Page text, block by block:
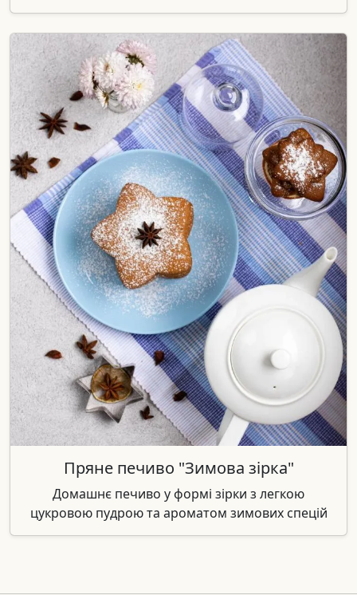
Пряне печиво "Зимова зірка"
Домашнє печиво у формі зірки з легкою
цукровою пудрою та ароматом зимових спецій